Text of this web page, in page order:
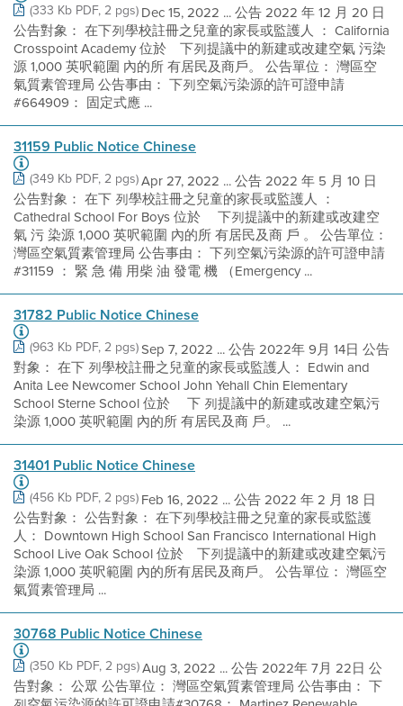
(333 Kb PDF, 2 pgs) Dec 15, 2022 ... 公告 2022 年 12 月 20 日
公告對象： 在下列學校註冊之兒童的家長或監護人 ： California
Crosspoint Academy 位於離下列提議中的新建或改建空氣 污染
源 1,000 英呎範圍 內的所 有居民及商戶。 公告單位： 灣區空
氣質素管理局 公告事由： 下列空氣污染源的許可證申請
#664909： 固定式應 ...
31159 Public Notice Chinese
(349 Kb PDF, 2 pgs)Apr 27, 2022 ... 公告 2022 年 5 月 10 日
公告對象： 在下 列學校註冊之兒童的家長或監護人 ：
Cathedral School For Boys 位於 離下列提議中的新建或改建空
氣 污 染源 1,000 英呎範圍 內的所 有居民及商 戶 。 公告單位：
灣區空氣質素管理局 公告事由： 下列空氣污染源的許可證申請
#31159 ： 緊 急 備 用柴 油 發電 機 （Emergency ...
31782 Public Notice Chinese
(963 Kb PDF, 2 pgs)Sep 7, 2022 ... 公告 2022年 9月 14日 公告
對象： 在下 列學校註冊之兒童的家長或監護人： Edwin and
Anita Lee Newcomer School John Yehall Chin Elementary
School Sterne School 位於 離下 列提議中的新建或改建空氣污
染源 1,000 英呎範圍 內的所 有居民及商 戶。 ...
31401 Public Notice Chinese
(456 Kb PDF, 2 pgs) Feb 16, 2022 ... 公告 2022 年 2 月 18 日
公告對象： 公告對象： 在下列學校註冊之兒童的家長或監護
人： Downtown High School San Francisco International High
School Live Oak School 位於離下列提議中的新建或改建空氣污
染源 1,000 英呎範圍 內的所有居民及商戶。 公告單位： 灣區空
氣質素管理局 ...
30768 Public Notice Chinese
(350 Kb PDF, 2 pgs)Aug 3, 2022 ... 公告 2022年 7月 22日 公
告對象： 公眾 公告單位： 灣區空氣質素管理局 公告事由： 下